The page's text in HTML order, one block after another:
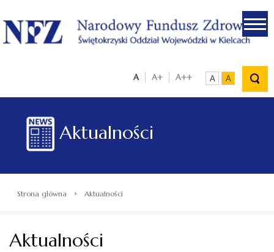
.
A A+ A++ A A
Aktualności
Strona główna › Aktualności
Aktualności